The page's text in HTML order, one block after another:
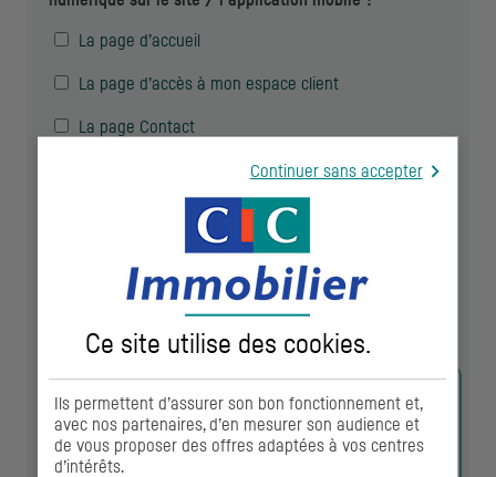
La page d’accueil
La page d’accès à mon espace client
La page Contact
Une page sur les offres et services
Le menu de navigation
Une autre page
numérique rencontré*
Continuer sans accepter
Ce site utilise des cookies.
Ils permettent d’assurer son bon fonctionnement et,
avec nos partenaires, d’en mesurer son audience et
de vous proposer des offres adaptées à vos centres
d’intérêts.